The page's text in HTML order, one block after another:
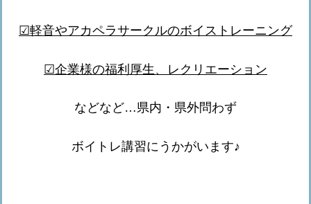
☑軽音やアカペラサークルのボイストレーニング
☑企業様の福利厚生、レクリエーション
などなど…県内・県外問わず
ボイトレ講習にうかがいます♪